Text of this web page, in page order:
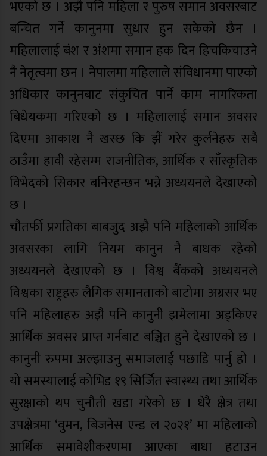
भएको छ । अझै पनि महिला र पुरुष समान अवसरबाट
बन्चित गर्ने कानुनमा सुधार हुन सकेको छैन ।
महिलालाई बंश र अंशमा समान हक दिन हिचकिचाउने
नै नेतृत्वमा छन । नेपालमा महिलाले संविधानमा पाएको
अधिकार कानुनबाट संकुचित पार्ने काम नागरिकता
बिधेयकमा गरिएको छ । महिलालाई समान अवसर
दिएमा आकाश नै खस्छ कि झैं गरेर कुर्लनेहरु सबै
ठाउँमा हावी रहेसम्म राजनीतिक, आर्थिक र साँस्कृतिक
विभेदको सिकार बनिरहन्छन भन्ने अध्ययनले देखाएको
छ ।
चौतर्फी प्रगतिका बाबजुद अझै पनि महिलाको आर्थिक
अवसरका लागि नियम कानुन नै बाधक रहेको
अध्ययनले देखाएको छ । विश्व बैंकको अध्ययनले
विश्वका राष्ट्रहरु लैगिक समानताको बाटोमा अग्रसर भए
पनि महिलाहरु अझै पनि कानुनी झमेलामा अड्किएर
आर्थिक अवसर प्राप्त गर्नबाट बञ्चित हुने देखाएको छ ।
कानुनी रुपमा अल्झाउनु समाजलाई पछाडि पार्नु हो ।
यो समस्यालाई कोभिड १९ सिर्जित स्वास्थ्य तथा आर्थिक
सुरक्षाको थप चुनौती खडा गरेको छ । धेरै क्षेत्र तथा
उपक्षेत्रमा ‘वुमन, बिजनेस एन्ड ल २०२१’ मा महिलाको
आर्थिक समावेशीकरणमा आएका बाधा हटाउन